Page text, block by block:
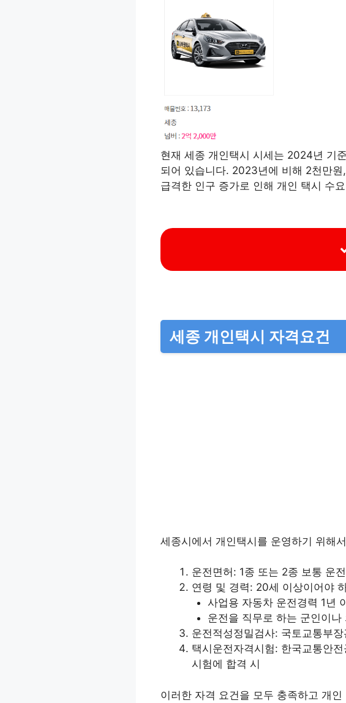
현재 세종 개인택시 시세는 2024년 기
되어 있습니다. 2023년에 비해 2천만
급격한 인구 증가로 인해 개인 택시 수
세종 개인택시 자격요건
세종시에서 개인택시를 운영하기 위해
운전면허: 1종 또는 2종 보통 운
연령 및 경력: 20세 이상이어야
사업용 자동차 운전경력 1년
운전을 직무로 하는 군인이
운전적성정밀검사: 국토교통부
택시운전자격시험: 한국교통안
시험에 합격 시
이러한 자격 요건을 모두 충족하고 개